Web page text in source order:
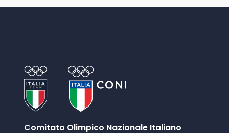
Comitato Olimpico Nazionale Italiano